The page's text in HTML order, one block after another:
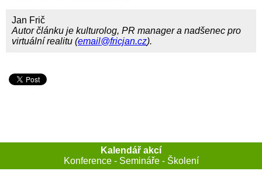
Jan Frič
Autor článku je kulturolog, PR manager a nadšenec pro
virtuální realitu (email@fricjan.cz).
Kalendář akcí
Konference - Semináře - Školení